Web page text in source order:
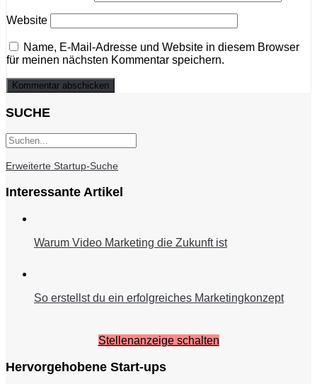
Website
Name, E-Mail-Adresse und Website in diesem Browser
für meinen nächsten Kommentar speichern.
SUCHE
Erweiterte Startup-Suche
Interessante Artikel
Warum Video Marketing die Zukunft ist
So erstellst du ein erfolgreiches Marketingkonzept
Stellenanzeige schalten
Hervorgehobene Start-ups